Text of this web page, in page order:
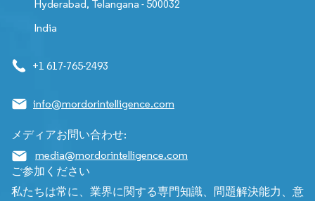
Hyderabad, Telangana - 500032
India
+1 617-765-2493
info@mordorintelligence.com
メディアお問い合わせ:
media@mordorintelligence.com
ご参加ください
私たちは常に、業界に関する専門知識、問題解決能力、意